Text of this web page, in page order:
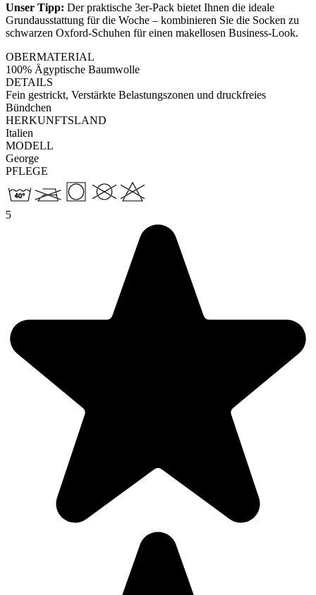
Unser Tipp: Der praktische 3er-Pack bietet Ihnen die ideale
Grundausstattung für die Woche – kombinieren Sie die Socken zu
schwarzen Oxford-Schuhen für einen makellosen Business-Look.
OBERMATERIAL
100% Ägyptische Baumwolle
DETAILS
Fein gestrickt, Verstärkte Belastungszonen und druckfreies
Bündchen
HERKUNFTSLAND
Italien
MODELL
George
PFLEGE
5